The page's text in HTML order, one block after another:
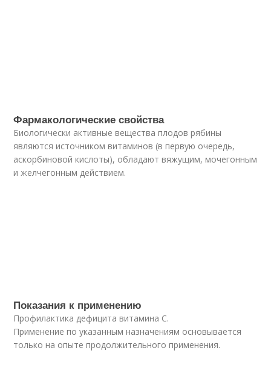
Фармакологические свойства
Биологически активные вещества плодов рябины
являются источником витаминов (в первую очередь,
аскорбиновой кислоты), обладают вяжущим, мочегонным
и желчегонным действием.
Показания к применению
Профилактика дефицита витамина С.
Применение по указанным назначениям основывается
только на опыте продолжительного применения.